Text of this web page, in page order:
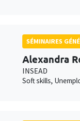
SÉMINAIRES
Alexandra
INSEAD
Soft skills,